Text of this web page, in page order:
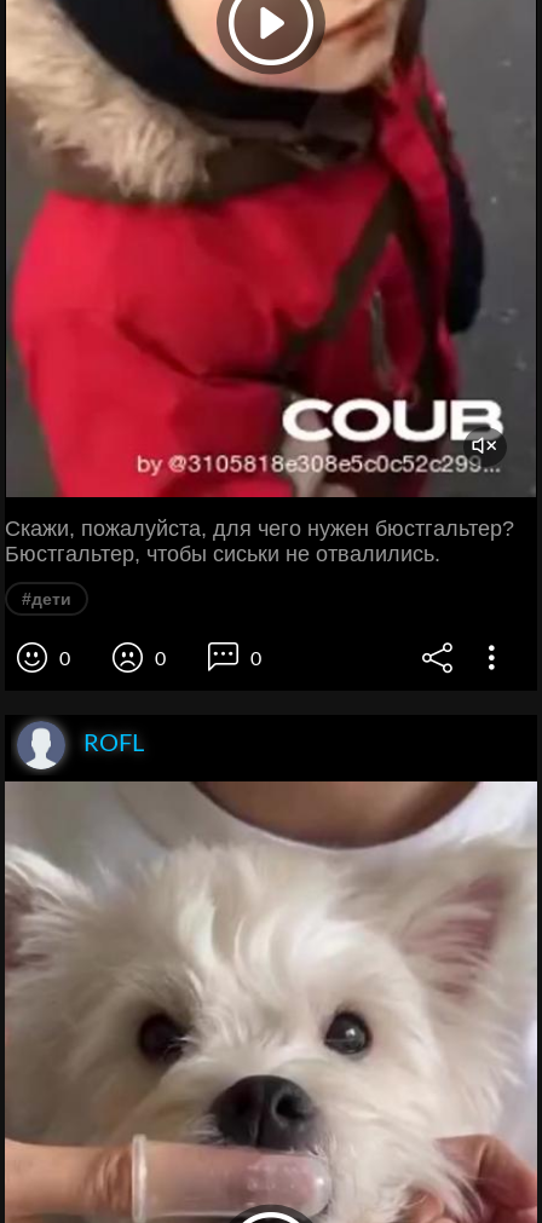
Скажи, пожалуйста, для чего нужен бюстгальтер?
Бюстгальтер, чтобы сиськи не отвалились.
#дети
0 0 0
ROFL